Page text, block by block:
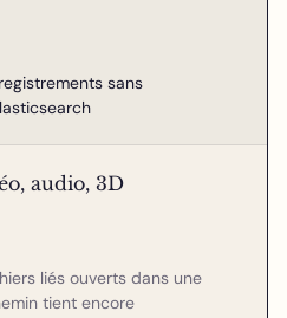
sans
audio, 3D
liés ouverts dans une
tient encore